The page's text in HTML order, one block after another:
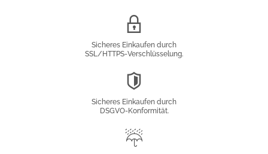
Sicheres Einkaufen durch
SSL/HTTPS-Verschlüsselung.
Sicheres Einkaufen durch
DSGVO-Konformität.